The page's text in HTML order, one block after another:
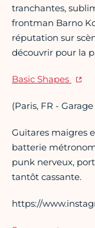
tranchantes,
frontman Barno
réputation sur
découvrir pour la
Basic Shapes
(Paris, FR -
Guitares maigres
batterie
punk nerveux,
tantôt cassante.
https://